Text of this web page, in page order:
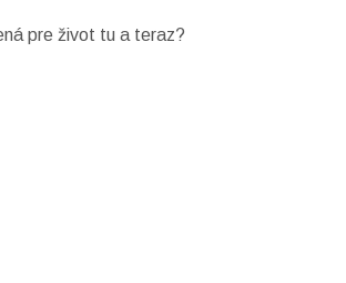
pre život tu a teraz?